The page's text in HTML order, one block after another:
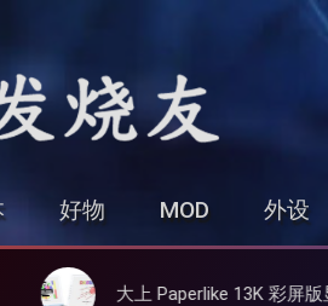
好物 MOD 外设
大上 Paperlike 13K 彩屏版显示屏，13.3英寸高刷彩色墨水屏